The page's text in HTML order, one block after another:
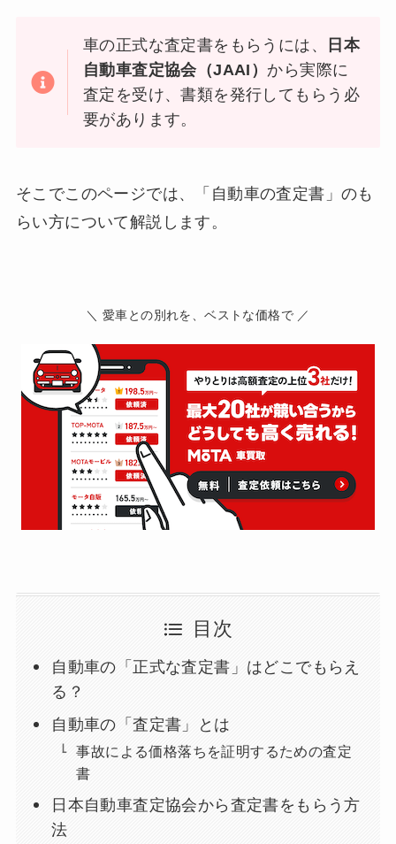
車の正式な査定書をもらうには、
日本
自動車査定協会（JAAI） から実際に
査定を受け、書類を発行してもらう必
要があります。
そこでこのページでは、「自動車の査定書」のも
らい方について解説します。
＼ 愛車との別れを、ベストな価格で ／
目次
自動車の「正式な査定書」はどこでもらえ
る？
自動車の「査定書」とは
事故による価格落ちを証明するための査定
書
日本自動車査定協会から査定書をもらう方
法